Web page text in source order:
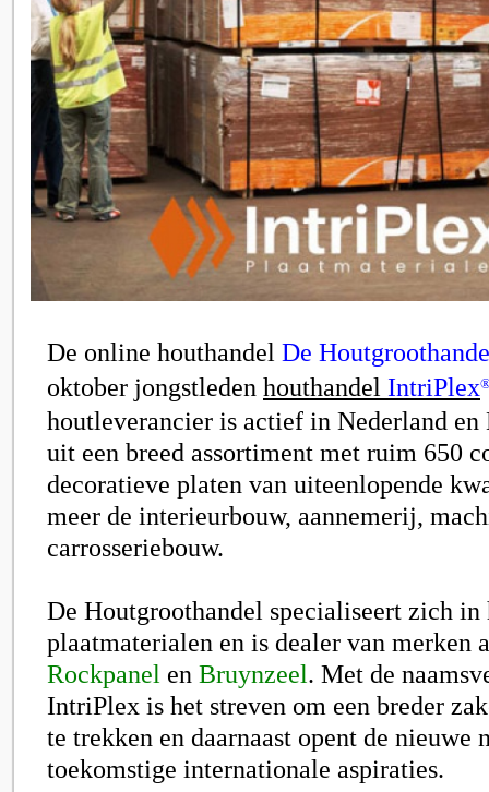
De online houthandel De
oktober jongstleden houthandel IntriPlex
houtleverancier is actief in Nederland
uit een breed assortiment met ruim 650
decoratieve platen van uiteenlopende
meer de interieurbouw, aannemerij,
carrosseriebouw.
De Houtgroothandel specialiseert zich in
plaatmaterialen en is dealer van merken
Rockpanel en Bruynzeel. Met de
IntriPlex is het streven om een breder
te trekken en daarnaast opent de nieuwe
toekomstige internationale aspiraties.